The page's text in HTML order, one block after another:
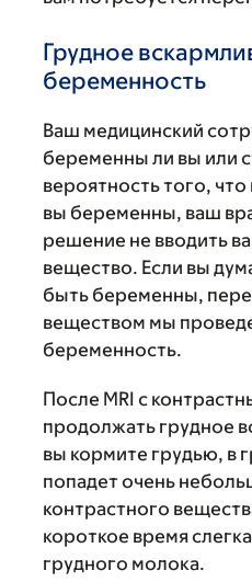
Грудное
беременность
Ваш медицинский
беременны ли вы или
вероятность того,
вы беременны, ваш
решение не вводить
вещество. Если вы
быть беременны,
веществом мы
беременность.
После MRI c
продолжать грудное
вы кормите грудью, в
попадет очень
контрастного
короткое время
грудного молока.